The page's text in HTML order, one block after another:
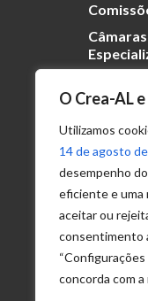
O Crea-AL
Utilizamos
14 de agosto
desempenho
eficiente e uma
aceitar ou
consentimento
concorda com a
Câmaras
Portal
Acesso à
Política
Dados